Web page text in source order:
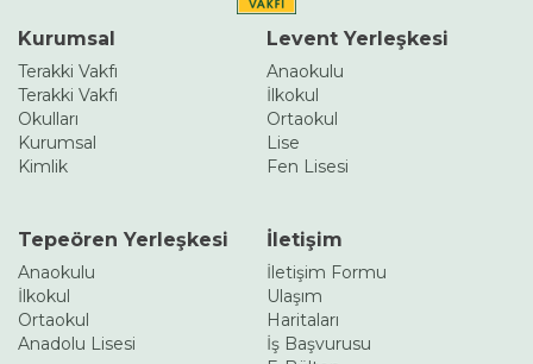
Kurumsal
Terakki Vakfı
Terakki Vakfı
Okulları
Kurumsal
Kimlik
Levent Yerleşkesi
Anaokulu
İlkokul
Ortaokul
Lise
Fen Lisesi
Tepeören Yerleşkesi
Anaokulu
İlkokul
Ortaokul
Anadolu Lisesi
İletişim
İletişim Formu
Ulaşım
Haritaları
İş Başvurusu